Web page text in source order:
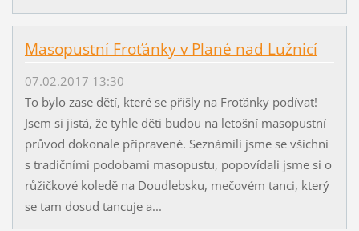
Masopustní Froťánky v Plané nad Lužnicí
07.02.2017 13:30
To bylo zase dětí, které se přišly na Froťánky podívat!
Jsem si jistá, že tyhle děti budou na letošní masopustní
průvod dokonale připravené. Seznámili jsme se všichni
s tradičními podobami masopustu, popovídali jsme si o
růžičkové koledě na Doudlebsku, mečovém tanci, který
se tam dosud tancuje a...